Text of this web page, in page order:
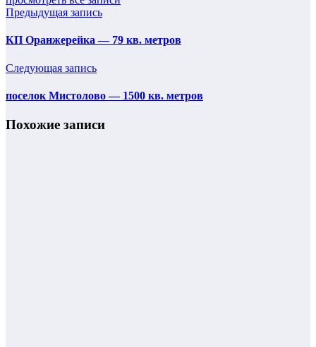
Предыдущая запись
КП Оранжерейка — 79 кв. метров
Следующая запись
поселок Мистолово — 1500 кв. метров
Похожие записи